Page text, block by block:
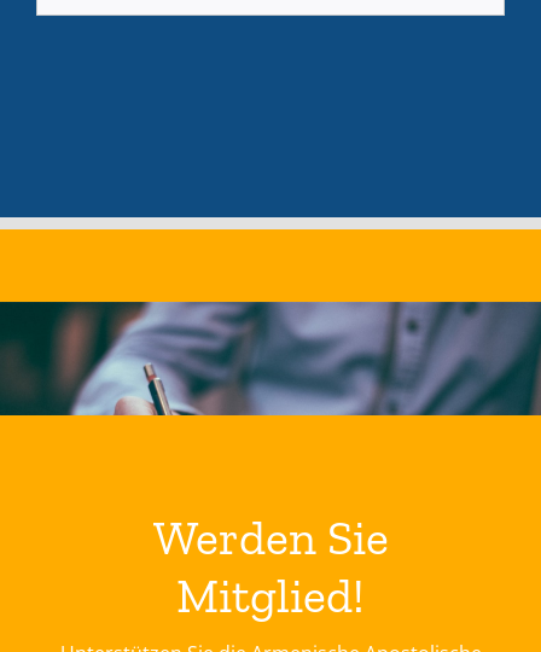
Werden Sie
Mitglied!